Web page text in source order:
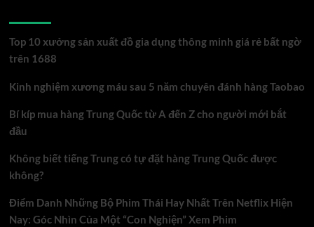
Top 10 xưởng sản xuất đồ gia dụng thông minh giá rẻ bất ngờ
trên 1688
Kinh nghiệm xương máu sau 5 năm chuyên đánh hàng Taobao
Bí kíp mua hàng Trung Quốc từ A đến Z cho người mới bắt
đầu
Không biết tiếng Trung có tự đặt hàng Trung Quốc được
không?
Điểm Danh Những Bộ Phim Thái Hay Nhất Trên Netflix Hiện
Nay: Góc Nhìn Của Một “Con Nghiện” Xem Phim